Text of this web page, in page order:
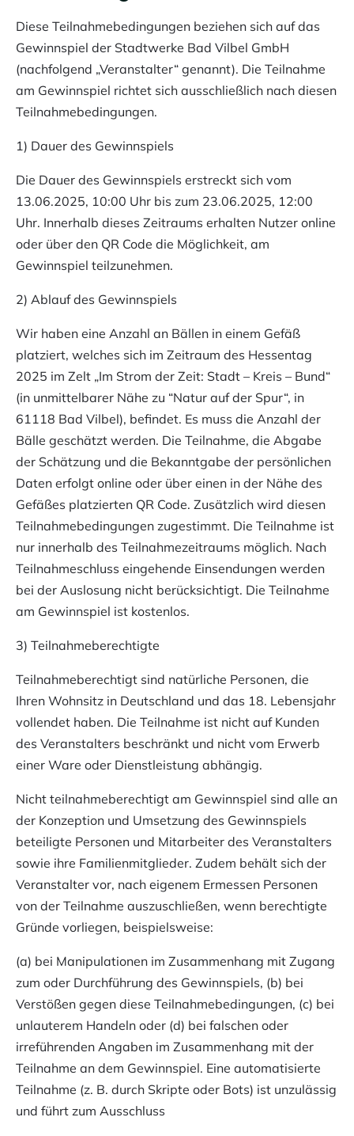
Diese Teilnahmebedingungen beziehen sich auf das
Gewinnspiel der Stadtwerke Bad Vilbel GmbH
(nachfolgend „Veranstalter“ genannt). Die Teilnahme
am Gewinnspiel richtet sich ausschließlich nach diesen
Teilnahmebedingungen.
1) Dauer des Gewinnspiels
Die Dauer des Gewinnspiels erstreckt sich vom
13.06.2025, 10:00 Uhr bis zum 23.06.2025, 12:00
Uhr. Innerhalb dieses Zeitraums erhalten Nutzer online
oder über den QR Code die Möglichkeit, am
Gewinnspiel teilzunehmen.
2) Ablauf des Gewinnspiels
Wir haben eine Anzahl an Bällen in einem Gefäß
platziert, welches sich im Zeitraum des Hessentag
2025 im Zelt „Im Strom der Zeit: Stadt – Kreis – Bund“
(in unmittelbarer Nähe zu “Natur auf der Spur“, in
61118 Bad Vilbel), befindet. Es muss die Anzahl der
Bälle geschätzt werden. Die Teilnahme, die Abgabe
der Schätzung und die Bekanntgabe der persönlichen
Daten erfolgt online oder über einen in der Nähe des
Gefäßes platzierten QR Code. Zusätzlich wird diesen
Teilnahmebedingungen zugestimmt. Die Teilnahme ist
nur innerhalb des Teilnahmezeitraums möglich. Nach
Teilnahmeschluss eingehende Einsendungen werden
bei der Auslosung nicht berücksichtigt. Die Teilnahme
am Gewinnspiel ist kostenlos.
3) Teilnahmeberechtigte
Teilnahmeberechtigt sind natürliche Personen, die
Ihren Wohnsitz in Deutschland und das 18. Lebensjahr
vollendet haben. Die Teilnahme ist nicht auf Kunden
des Veranstalters beschränkt und nicht vom Erwerb
einer Ware oder Dienstleistung abhängig.
Nicht teilnahmeberechtigt am Gewinnspiel sind alle an
der Konzeption und Umsetzung des Gewinnspiels
beteiligte Personen und Mitarbeiter des Veranstalters
sowie ihre Familienmitglieder. Zudem behält sich der
Veranstalter vor, nach eigenem Ermessen Personen
von der Teilnahme auszuschließen, wenn berechtigte
Gründe vorliegen, beispielsweise:
(a) bei Manipulationen im Zusammenhang mit Zugang
zum oder Durchführung des Gewinnspiels, (b) bei
Verstößen gegen diese Teilnahmebedingungen, (c) bei
unlauterem Handeln oder (d) bei falschen oder
irreführenden Angaben im Zusammenhang mit der
Teilnahme an dem Gewinnspiel. Eine automatisierte
Teilnahme (z. B. durch Skripte oder Bots) ist unzulässig
und führt zum Ausschluss